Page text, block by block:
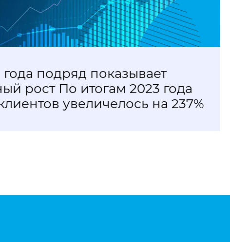
показывает
итогам 2023 года
на 237%